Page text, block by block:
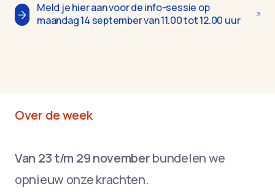
Meld je hier aan voor de info-sessie op
maandag 14 september van 11.00 tot 12.00 uur
Over de week
Van 23 t/m 29 novemberbundelen we
opnieuw onze krachten.